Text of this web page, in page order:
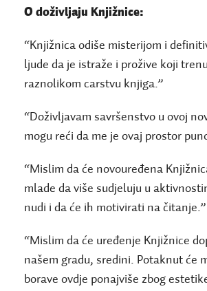
O doživljaju Knjižnice:
“Knjižnica odiše misterijom i
ljude da je istraže i prožive koji
raznolikom carstvu knjiga.”
“Doživljavam savršenstvo u ovoj
mogu reći da me je ovaj prostor
“Mislim da će novouređena
mlade da više sudjeluju u
nudi i da će ih motivirati na čitanje.”
“Mislim da će uređenje Knjižnice
našem gradu, sredini. Potaknut će
borave ovdje ponajviše zbog